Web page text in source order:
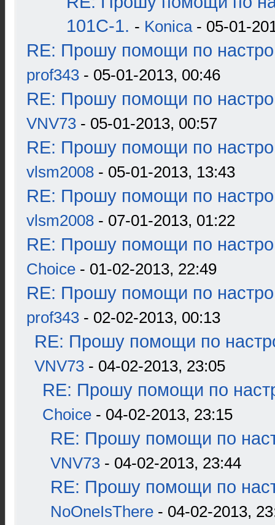
101С-1. - Konica- 05-01-
RE: Прошу помощи по
prof343 - 05-01-2013, 00:46
RE: Прошу помощи по
VNV73 - 05-01-2013, 00:57
RE: Прошу помощи по
vlsm2008 - 05-01-2013, 13:43
RE: Прошу помощи по
vlsm2008 - 07-01-2013, 01:22
RE: Прошу помощи по
Choice - 01-02-2013, 22:49
RE: Прошу помощи по
prof343 - 02-02-2013, 00:13
RE: Прошу помощи по
VNV73 - 04-02-2013, 23:05
RE: Прошу помощи по
Choice - 04-02-2013, 23:15
RE: Прошу помощи по
VNV73 - 04-02-2013, 23:44
RE: Прошу помощи по
NoOneIsThere - 04-02-2013,